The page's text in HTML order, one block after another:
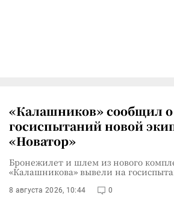
«Калашников» сообщил о
госиспытаний новой
«Новатор»
Бронежилет и шлем из нового
«Калашникова» вывели на
8 августа 2026, 10:44 0